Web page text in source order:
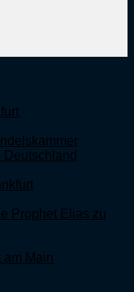
Prophet Elias zu
am Main